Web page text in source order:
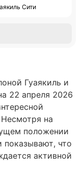
Сити
Гуаякиль и
22 апреля 2026
на
положении
показывают, что
активной